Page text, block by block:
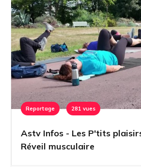
Reportage 281 vues
Astv Infos - Les P'tits
Réveil musculaire